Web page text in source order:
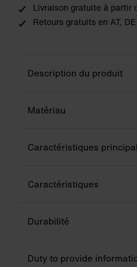
Livraison gratuite à partir
Retours gratuits en AT,
Description du produit
Matériau
Caractéristiques
Caractéristiques
Durabilité
Duty to provide